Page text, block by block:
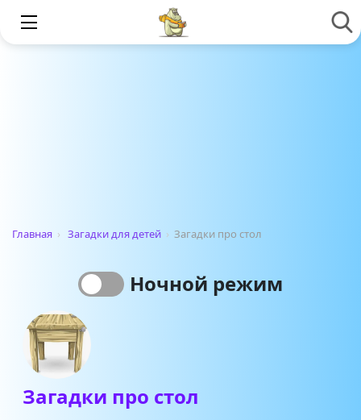
Главная › Загадки для детей › Загадки про стол
Ночной режим
Загадки про стол